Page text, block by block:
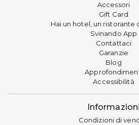
Accessori
Gift Card
Hai un hotel, un ristorante
Svinando App
Contattaci
Garanzie
Blog
Accessibilità
Informazioni
Condizioni di